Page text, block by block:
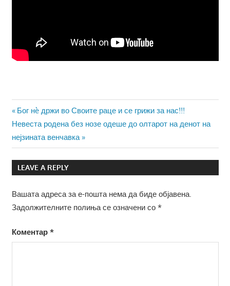
Навигација
на
напис
Previous
Post:
Бог нè држи во Своите раце и се грижи за нас!!!
Next
Post:
Невеста родена без нозе одеше до олтарот на денот на
нејзината венчавка
LEAVE A REPLY
Вашата адреса за е-пошта нема да биде објавена.
Задолжителните полиња се означени со *
Коментар *